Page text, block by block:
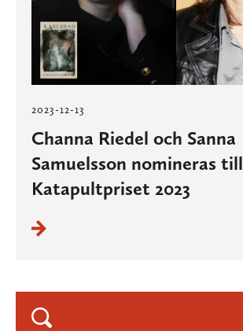
2023-12-13
Channa Riedel och Sanna
Samuelsson nomineras till
Katapultpriset 2023